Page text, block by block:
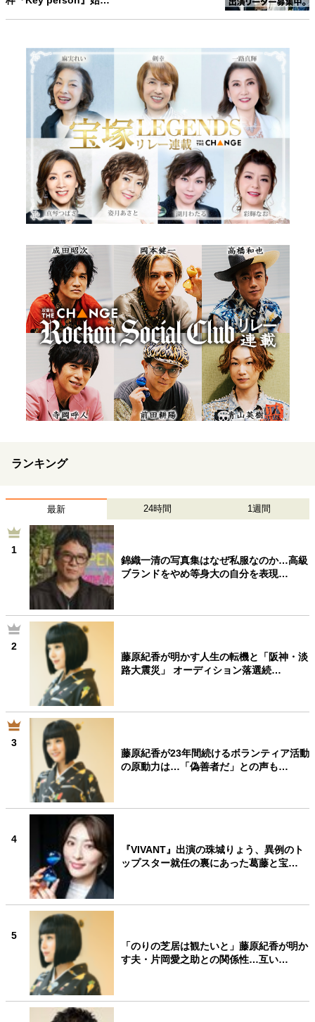
ランキング
最新 24時間 1週間
1
錦織一清の写真集はなぜ私服なのか…高級
ブランドをやめ等身大の自分を表現…
2
藤原紀香が明かす人生の転機と「阪神・淡
路大震災」 オーディション落選続…
3
藤原紀香が23年間続けるボランティア活動
の原動力は…「偽善者だ」との声も…
4
『VIVANT』出演の珠城りょう、異例のト
ップスター就任の裏にあった葛藤と宝…
5
「のりの芝居は観たいと」藤原紀香が明か
す夫・片岡愛之助との関係性…互い…